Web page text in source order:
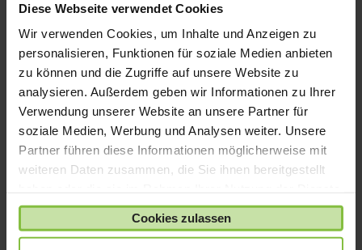
Diese Webseite verwendet Cookies
Wir verwenden Cookies, um Inhalte und Anzeigen zu
personalisieren, Funktionen für soziale Medien anbieten
zu können und die Zugriffe auf unsere Website zu
analysieren. Außerdem geben wir Informationen zu Ihrer
Verwendung unserer Website an unsere Partner für
soziale Medien, Werbung und Analysen weiter. Unsere
Partner führen diese Informationen möglicherweise mit
weiteren Daten zusammen, die Sie ihnen bereitgestellt
gesammelt haben.
Cookies zulassen
Geräteschutz Komfort (5 Jahre)
99,90 €
bis
Zawiera 19% VAT.